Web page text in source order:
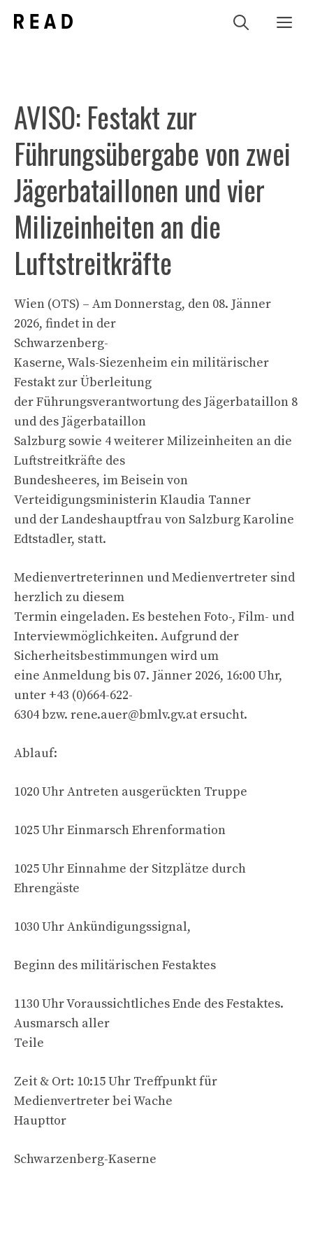
Inhalt
AVISO: Festakt zur
Führungsübergabe von zwei
Jägerbataillonen und vier
Milizeinheiten an die
Luftstreitkräfte
Wien (OTS) – Am Donnerstag, den 08. Jänner
2026, findet in der
Schwarzenberg-
Kaserne, Wals-Siezenheim ein militärischer
Festakt zur Überleitung
der Führungsverantwortung des Jägerbataillon 8
und des Jägerbataillon
Salzburg sowie 4 weiterer Milizeinheiten an die
Luftstreitkräfte des
Bundesheeres, im Beisein von
Verteidigungsministerin Klaudia Tanner
und der Landeshauptfrau von Salzburg Karoline
Edtstadler, statt.
Medienvertreterinnen und Medienvertreter sind
herzlich zu diesem
Termin eingeladen. Es bestehen Foto-, Film- und
Interviewmöglichkeiten. Aufgrund der
Sicherheitsbestimmungen wird um
eine Anmeldung bis 07. Jänner 2026, 16:00 Uhr,
unter +43 (0)664-622-
6304 bzw. rene.auer@bmlv.gv.at ersucht.
Ablauf:
1020 Uhr Antreten ausgerückten Truppe
1025 Uhr Einmarsch Ehrenformation
1025 Uhr Einnahme der Sitzplätze durch
Ehrengäste
1030 Uhr Ankündigungssignal,
Beginn des militärischen Festaktes
1130 Uhr Voraussichtliches Ende des Festaktes.
Ausmarsch aller
Teile
Zeit & Ort: 10:15 Uhr Treffpunkt für
Medienvertreter bei Wache
Haupttor
Schwarzenberg-Kaserne